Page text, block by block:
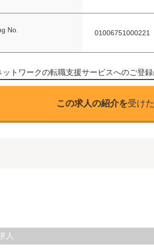
No. 01006751000221
ットワークの転職支援サービスへのご登
この求人の紹介を受け
人